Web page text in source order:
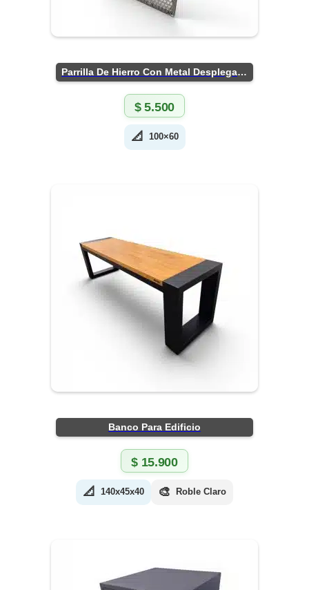
Parrilla De Hierro Con Metal Desplegado
$5.500
📐 100×60
Banco Para Edificio
$15.900
📐 140x45x40 🎨 Roble Claro